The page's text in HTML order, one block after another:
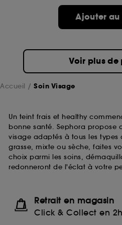
Ajouter
Voir plus de
Accueil Soin Visage
Un teint frais et healthy
bonne santé. Sephora propose
visage adaptés à tous les types
grasse, mixte ou sèche, faites
choix parmi les soins,
redonneront de l'éclat à votre
Retrait en magasin
Click & Collect en
pouvez personnaliser vos
de ces cookies grâce au
choix" ci-dessous ou décider
Sephora pourra associer les
collectées ou générées lors
ou en magasin. Pour refuser
sur "continuer sans accepter".
moment choisir de retirer
souhaitez obtenir plus
utilisés, cliquezici.